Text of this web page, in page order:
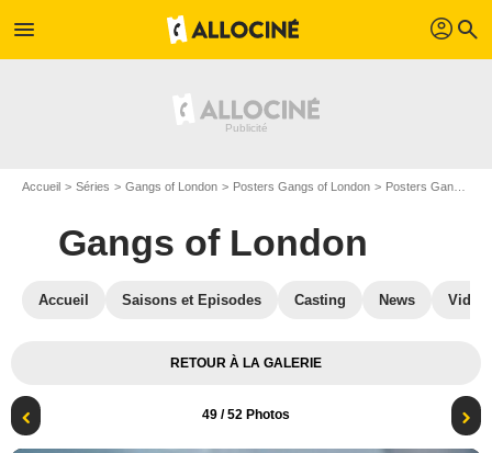
menu profil search
Accueil Séries Gangs of London Posters Gangs of London Posters Gangs of London S01
Gangs of London
Accueil Saisons et Episodes Casting News
RETOUR À LA GALERIE
49 / 52 Photos